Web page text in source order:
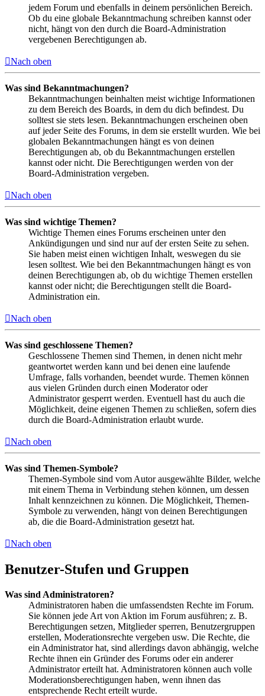
jedem Forum und ebenfalls in deinem persönlichen Bereich.
Ob du eine globale Bekanntmachung schreiben kannst oder
nicht, hängt von den durch die Board-Administration
vergebenen Berechtigungen ab.
Nach oben
Was sind Bekanntmachungen?
Bekanntmachungen beinhalten meist wichtige Informationen
zu dem Bereich des Boards, in dem du dich befindest. Du
solltest sie stets lesen. Bekanntmachungen erscheinen oben
auf jeder Seite des Forums, in dem sie erstellt wurden. Wie bei
globalen Bekanntmachungen hängt es von deinen
Berechtigungen ab, ob du Bekanntmachungen erstellen
kannst oder nicht. Die Berechtigungen werden von der
Board-Administration vergeben.
Nach oben
Was sind wichtige Themen?
Wichtige Themen eines Forums erscheinen unter den
Ankündigungen und sind nur auf der ersten Seite zu sehen.
Sie haben meist einen wichtigen Inhalt, weswegen du sie
lesen solltest. Wie bei den Bekanntmachungen hängt es von
deinen Berechtigungen ab, ob du wichtige Themen erstellen
kannst oder nicht; die Berechtigungen stellt die Board-
Administration ein.
Nach oben
Was sind geschlossene Themen?
Geschlossene Themen sind Themen, in denen nicht mehr
geantwortet werden kann und bei denen eine laufende
Umfrage, falls vorhanden, beendet wurde. Themen können
aus vielen Gründen durch einen Moderator oder
Administrator gesperrt werden. Eventuell hast du auch die
Möglichkeit, deine eigenen Themen zu schließen, sofern dies
durch die Board-Administration erlaubt wurde.
Nach oben
Was sind Themen-Symbole?
Themen-Symbole sind vom Autor ausgewählte Bilder, welche
mit einem Thema in Verbindung stehen können, um dessen
Inhalt kennzeichnen zu können. Die Möglichkeit, Themen-
Symbole zu verwenden, hängt von deinen Berechtigungen
ab, die die Board-Administration gesetzt hat.
Nach oben
Benutzer-Stufen und Gruppen
Was sind Administratoren?
Administratoren haben die umfassendsten Rechte im Forum.
Sie können jede Art von Aktion im Forum ausführen; z. B.
Berechtigungen setzen, Mitglieder sperren, Benutzergruppen
erstellen, Moderationsrechte vergeben usw. Die Rechte, die
ein Administrator hat, sind allerdings davon abhängig, welche
Rechte ihnen ein Gründer des Forums oder ein anderer
Administrator erteilt hat. Administratoren können auch volle
Moderationsberechtigungen haben, wenn ihnen das
entsprechende Recht erteilt wurde.